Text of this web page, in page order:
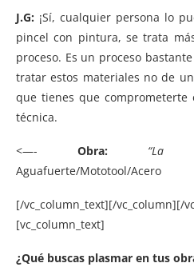
J.G: ¡Sí, cualquier persona lo
pincel con pintura, se trata
proceso. Es un proceso
tratar estos materiales no de
que tienes que comprometerte
técnica.
<—- Obra: “La
Aguafuerte/Mototool/Acero
[/vc_column_text][/vc_column][/
[vc_column_text]
¿Qué buscas plasmar en tus